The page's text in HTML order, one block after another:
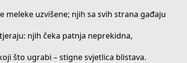
meleke uzvišene; njih sa svih strana gađaju
njih čeka patnja neprekidna,
što ugrabi – stigne svjetlica blistava.